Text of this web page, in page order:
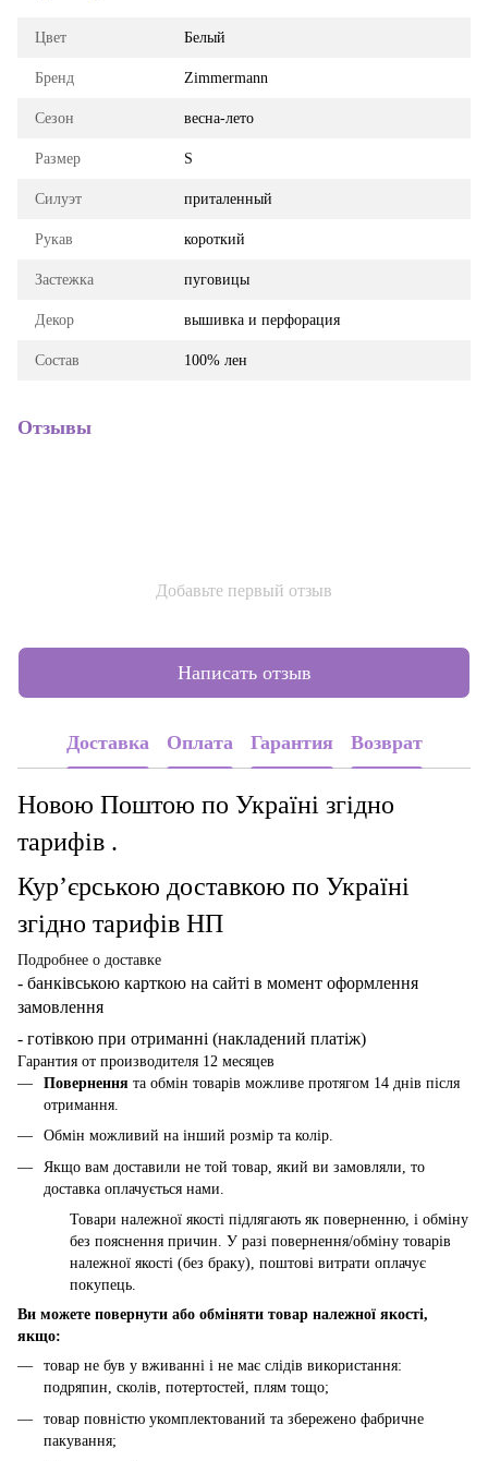
Цвет Белый
Бренд Zimmermann
Сезон весна-лето
Размер S
Силуэт приталенный
Рукав короткий
Застежка пуговицы
Декор вышивка и перфорация
Состав 100% лен
Отзывы
Добавьте первый отзыв
Написать отзыв
Доставка Оплата Гарантия Возврат
Новою Поштою по Україні згідно
тарифів .
Кур’єрською доставкою по Україні
згідно тарифів НП
Подробнее о доставке
- банківською карткою на сайті в момент оформлення
замовлення
- готівкою при отриманні (накладений платіж)
Гарантия от производителя 12 месяцев
Повернення та обмін товарів можливе протягом 14 днів після
отримання.
Обмін можливий на інший розмір та колір.
Якщо вам доставили не той товар, який ви замовляли, то
доставка оплачується нами.
Товари належної якості підлягають як поверненню, і обміну
без пояснення причин. У разі повернення/обміну товарів
належної якості (без браку), поштові витрати оплачує
покупець.
Ви можете повернути або обміняти товар належної якості,
якщо:
товар не був у вживанні і не має слідів використання:
подряпин, сколів, потертостей, плям тощо;
товар повністю укомплектований та збережено фабричне
пакування;